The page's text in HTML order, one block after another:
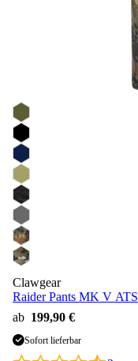
Clawgear
Raider Pants MK V ATS
ab 199,90 €
Sofort lieferbar